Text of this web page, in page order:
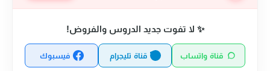
✨ لا تفوت جديد الدروس والفروض!
قناة واتساب قناة تليجرام فيسبوك